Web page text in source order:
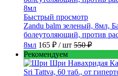
Быстрый просмотр
Zandu balm зеленый, 8мл,
болеутоляющий, против
8мл 165 ₽ / шт 550 ₽
Рекомендуем